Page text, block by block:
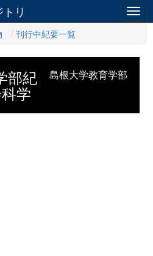
リ
刊行中紀要一覧
島根大学教育学部
部紀
学